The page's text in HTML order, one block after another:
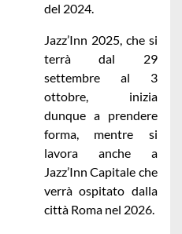
del 2024.
Jazz’Inn 2025, che si
terrà dal 29
settembre al 3
ottobre, inizia
dunque a prendere
forma, mentre si
lavora anche a
Jazz’Inn Capitale che
verrà ospitato dalla
città Roma nel 2026.